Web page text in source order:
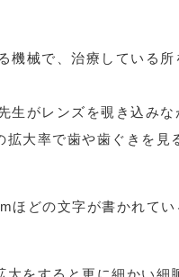
械で、治療している
がレンズを覗き込みな
大率で歯や歯ぐきを見
どの文字が書かれて
をすると更に細かい細